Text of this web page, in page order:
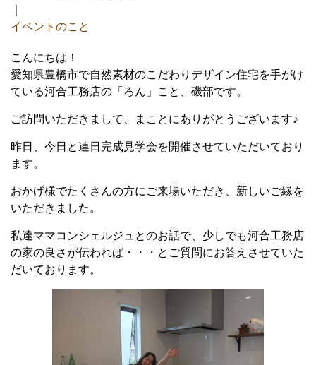
イベントのこと
こんにちは！
愛知県豊橋市で自然素材のこだわりデザイン住宅を手がけ
ている河合工務店の「ろん」こと、磯部です。
ご訪問いただきまして、まことにありがとうございます♪
昨日、今日と連日完成見学会を開催させていただいており
ます。
おかげ様でたくさんの方にご来場いただき、新しいご縁を
いただきました。
私達ママコンシェルジュとのお話で、少しでも河合工務店
の家の良さが伝われば・・・とご質問にお答えさせていた
だいております。